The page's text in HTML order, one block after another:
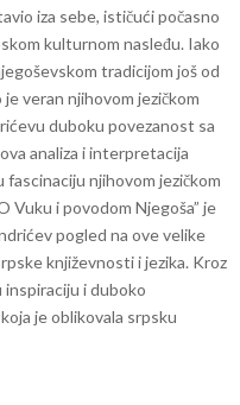
iza sebe, ističući počasno
kulturnom nasleđu. Iako
tradicijom još od
veran njihovom jezičkom
duboku povezanost sa
analiza i interpretacija
njihovom jezičkom
Vuku i povodom Njegoša” je
pogled na ove velike
književnosti i jezika. Kroz
i duboko
je oblikovala srpsku